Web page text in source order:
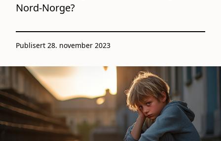
Nord-Norge?
Publisert 28. november 2023